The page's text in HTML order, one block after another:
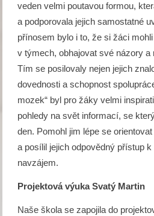
veden velmi poutavou formou,
a podporovala jejich samostatné
přínosem bylo i to, že si žáci
v týmech, obhajovat své názory a
Tím se posilovaly nejen jejich
dovednosti a schopnost
mozek“ byl pro žáky velmi
pohledy na svět informací, se
den. Pomohl jim lépe se
a posílil jejich odpovědný přístup
navzájem.
Projektová výuka Svatý Martin
Naše škola se zapojila do